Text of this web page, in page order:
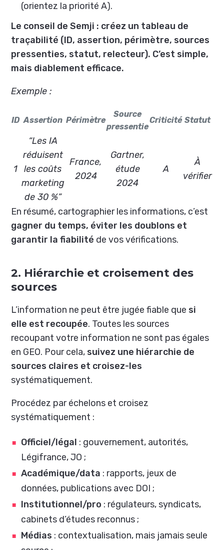
(orientez la priorité A).
Le conseil de Semji : créez un tableau de
traçabilité (ID, assertion, périmètre, sources
pressenties, statut, relecteur). C’est simple,
mais diablement efficace.
Exemple :
ID Assertion Périmètre
Source
pressentie
Criticité Statut
1
“Les IA
réduisent
les coûts
marketing
de 30 %”
France,
2024
Gartner,
étude
2024
A
À
vérifier
En résumé, cartographier les informations, c’est
gagner du temps, éviter les doublons et
garantir la fiabilité de vos vérifications.
2. Hiérarchie et croisement des
sources
L’information ne peut être jugée fiable que si
elle est recoupée. Toutes les sources
recoupant votre information ne sont pas égales
en GEO. Pour cela, suivez une hiérarchie de
sources claires et croisez-les
systématiquement.
Procédez par échelons et croisez
systématiquement :
Officiel/légal : gouvernement, autorités,
Légifrance, JO ;
Académique/data : rapports, jeux de
données, publications avec DOI ;
Institutionnel/pro : régulateurs, syndicats,
cabinets d’études reconnus ;
Médias : contextualisation, mais jamais seule